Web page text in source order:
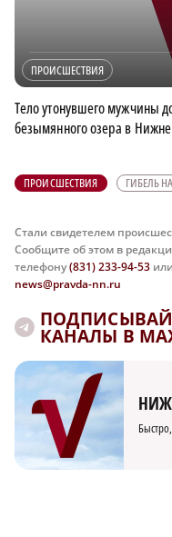
ПРОИСШЕСТВИЯ
Тело утонувшего мужчины
безымянного озера в
ПРОИСШЕСТВИЯ ГИБЕЛЬ
Стали свидетелем
Сообщите об этом в
телефону(831) 233-94-53
news@pravda-nn.ru
КАНАЛЫ В